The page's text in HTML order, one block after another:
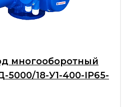
многооборотный
18-У1-400-IP65-